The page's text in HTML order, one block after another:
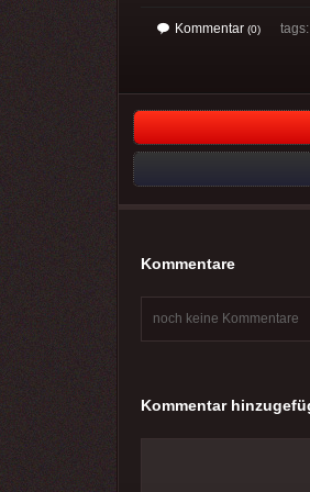
Kommentar (0)
Kommentare
noch keine Kommentare
Kommentar